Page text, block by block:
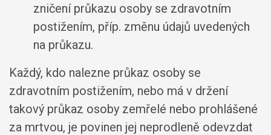
zničení průkazu osoby se zdravotním
postižením, příp. změnu údajů uvedených
na průkazu.
Každý, kdo nalezne průkaz osoby se
zdravotním postižením, nebo má v držení
takový průkaz osoby zemřelé nebo prohlášené
za mrtvou, je povinen jej neprodleně odevzdat